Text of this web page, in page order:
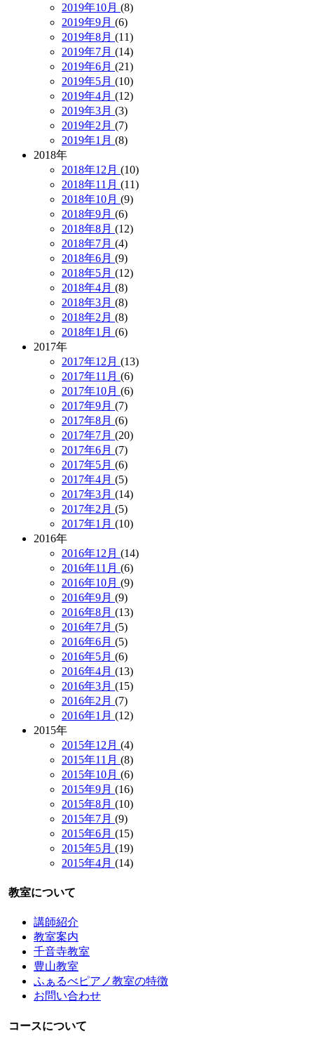
2019年10月 (8)
2019年9月 (6)
2019年8月 (11)
2019年7月 (14)
2019年6月 (21)
2019年5月 (10)
2019年4月 (12)
2019年3月 (3)
2019年2月 (7)
2019年1月 (8)
2018年
2018年12月 (10)
2018年11月 (11)
2018年10月 (9)
2018年9月 (6)
2018年8月 (12)
2018年7月 (4)
2018年6月 (9)
2018年5月 (12)
2018年4月 (8)
2018年3月 (8)
2018年2月 (8)
2018年1月 (6)
2017年
2017年12月 (13)
2017年11月 (6)
2017年10月 (6)
2017年9月 (7)
2017年8月 (6)
2017年7月 (20)
2017年6月 (7)
2017年5月 (6)
2017年4月 (5)
2017年3月 (14)
2017年2月 (5)
2017年1月 (10)
2016年
2016年12月 (14)
2016年11月 (6)
2016年10月 (9)
2016年9月 (9)
2016年8月 (13)
2016年7月 (5)
2016年6月 (5)
2016年5月 (6)
2016年4月 (13)
2016年3月 (15)
2016年2月 (7)
2016年1月 (12)
2015年
2015年12月 (4)
2015年11月 (8)
2015年10月 (6)
2015年9月 (16)
2015年8月 (10)
2015年7月 (9)
2015年6月 (15)
2015年5月 (19)
2015年4月 (14)
教室について
講師紹介
教室案内
千音寺教室
豊山教室
ふぁるべピアノ教室の特徴
お問い合わせ
コースについて